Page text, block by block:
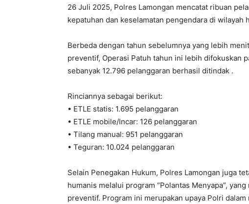
26 Juli 2025, Polres Lamongan mencatat ribuan
kepatuhan dan keselamatan pengendara di wilayah
Berbeda dengan tahun sebelumnya yang lebih
preventif, Operasi Patuh tahun ini lebih difokuskan
sebanyak 12.796 pelanggaran berhasil ditindak .
Rinciannya sebagai berikut:
• ETLE statis: 1.695 pelanggaran
• ETLE mobile/Incar: 126 pelanggaran
• Tilang manual: 951 pelanggaran
• Teguran: 10.024 pelanggaran
Selain Penegakan Hukum, Polres Lamongan juga
humanis melalui program “Polantas Menyapa”,
preventif. Program ini merupakan upaya Polri